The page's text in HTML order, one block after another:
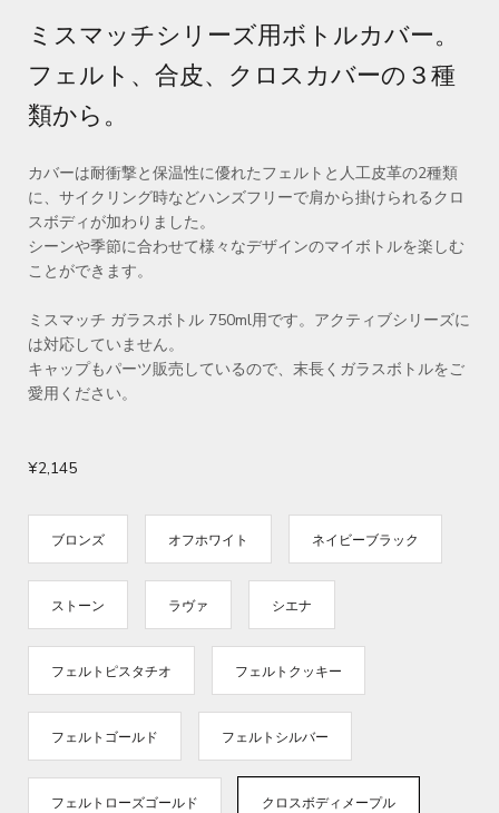
ミスマッチシリーズ用ボトルカバー。
フェルト、合皮、クロスカバーの３種
類から。
カバーは耐衝撃と保温性に優れたフェルトと人工皮革の2種類
に、サイクリング時などハンズフリーで肩から掛けられるクロ
スボディが加わりました。
シーンや季節に合わせて様々なデザインのマイボトルを楽しむ
ことができます。
ミスマッチ ガラスボトル 750ml用です。アクティブシリーズに
は対応していません。
キャップもパーツ販売しているので、末長くガラスボトルをご
愛用ください。
¥2,145
ブロンズ オフホワイト ネイビーブラック
ストーン ラヴァ シエナ
フェルトピスタチオ フェルトクッキー
フェルトゴールド フェルトシルバー
フェルトローズゴールド クロスボディメープル